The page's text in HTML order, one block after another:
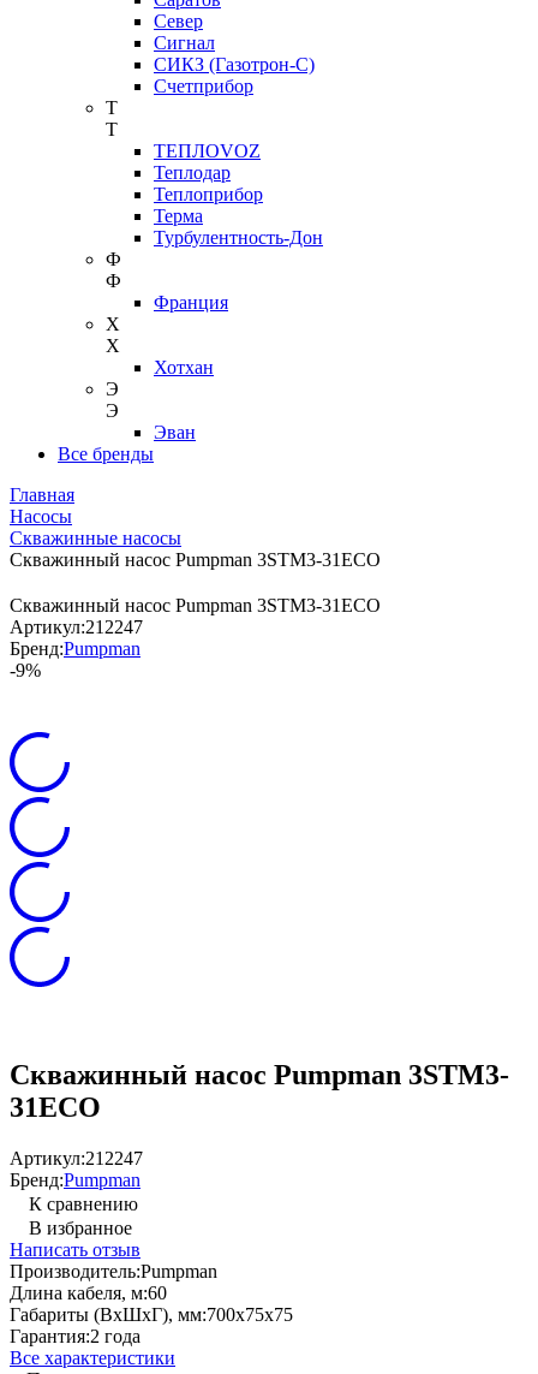
Север
Сигнал
СИКЗ (Газотрон-С)
Счетприбор
Т
Т
ТЕПЛОVOZ
Теплодар
Теплоприбор
Терма
Турбулентность-Дон
Ф
Ф
Франция
Х
Х
Хотхан
Э
Э
Эван
Все бренды
Главная
Насосы
Скважинные насосы
Скважинный насос Pumpman 3STM3-31ECO
Скважинный насос Pumpman 3STM3-31ECO
Артикул:212247
Бренд:Pumpman
-9%
Скважинный насос Pumpman 3STM3-
31ECO
Артикул:212247
Бренд:Pumpman
К сравнению
В избранное
Написать отзыв
Производитель:Pumpman
Длина кабеля, м:60
Габариты (ВхШхГ), мм:700x75x75
Гарантия:2 года
Все характеристики